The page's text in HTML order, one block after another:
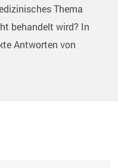
Thema
behandelt wird? In
Antworten von